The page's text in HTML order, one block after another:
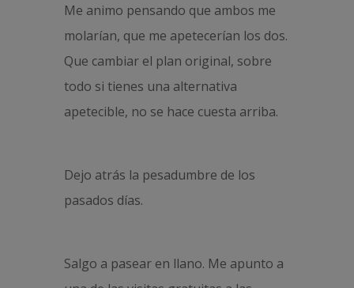
Me animo pensando que ambos me
molarían, que me apetecerían los dos.
Que cambiar el plan original, sobre
todo si tienes una alternativa
apetecible, no se hace cuesta arriba.
Dejo atrás la pesadumbre de los
pasados días.
Salgo a pasear en llano. Me apunto a